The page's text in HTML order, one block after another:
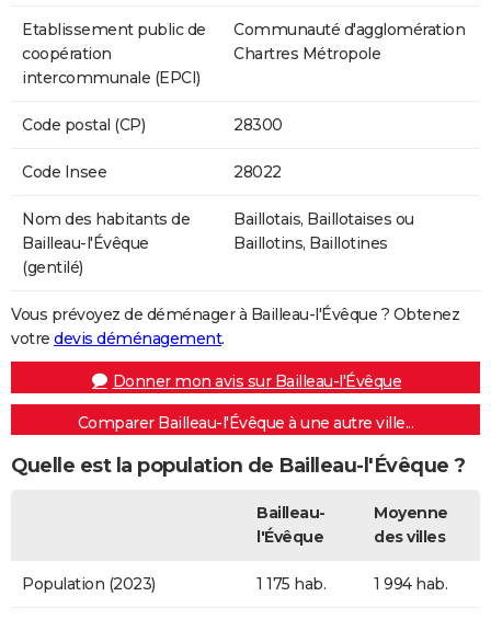
Etablissement public de
coopération
intercommunale (EPCI)
Communauté d'agglomération
Chartres Métropole
Code postal (CP) 28300
Code Insee 28022
Nom des habitants de
Bailleau-l'Évêque
(gentilé)
Baillotais, Baillotaises ou
Baillotins, Baillotines
Vous prévoyez de déménager à Bailleau-l'Évêque ? Obtenez
votre devis déménagement.
Donner mon avis sur Bailleau-l'Évêque
Comparer Bailleau-l'Évêque à une autre ville...
Quelle est la population de Bailleau-l'Évêque ?
Bailleau-
l'Évêque
Moyenne
des villes
Population (2023) 1 175 hab. 1 994 hab.